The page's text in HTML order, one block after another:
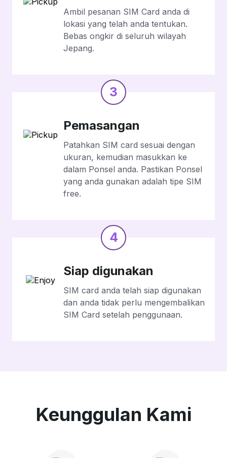
Ambil pesanan SIM Card anda di
lokasi yang telah anda tentukan.
Bebas ongkir di seluruh wilayah
Jepang.
3
Pemasangan
Patahkan SIM card sesuai dengan
ukuran, kemudian masukkan ke
dalam Ponsel anda. Pastikan Ponsel
yang anda gunakan adalah tipe SIM
free.
4
Siap digunakan
SIM card anda telah siap digunakan
dan anda tidak perlu mengembalikan
SIM Card setelah penggunaan.
Keunggulan Kami